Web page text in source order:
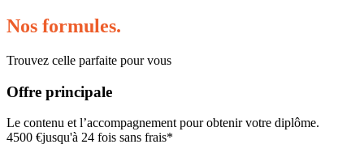
Nos formules.
Trouvez celle parfaite pour vous
Offre principale
Le contenu et l’accompagnement pour obtenir votre diplôme.
4500 €jusqu'à 24 fois sans frais*